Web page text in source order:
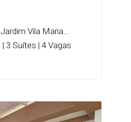
R Pedro Pomponazzi, Jardim Vila Mariana
3 Suítes | 4 Vagas